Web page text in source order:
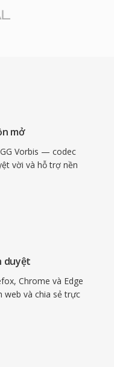
đã dựa vào
lưu trữ hạn hẹp
cạnh tranh
và Android
bản.
mở
Vorbis — codec
vời và hỗ trợ nền
duyệt
Chrome và Edge
và chia sẻ trực